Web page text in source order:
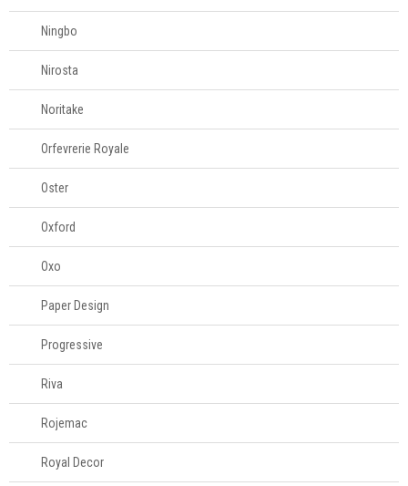
Ningbo
Nirosta
Noritake
Orfevrerie Royale
Oster
Oxford
Oxo
Paper Design
Progressive
Riva
Rojemac
Royal Decor